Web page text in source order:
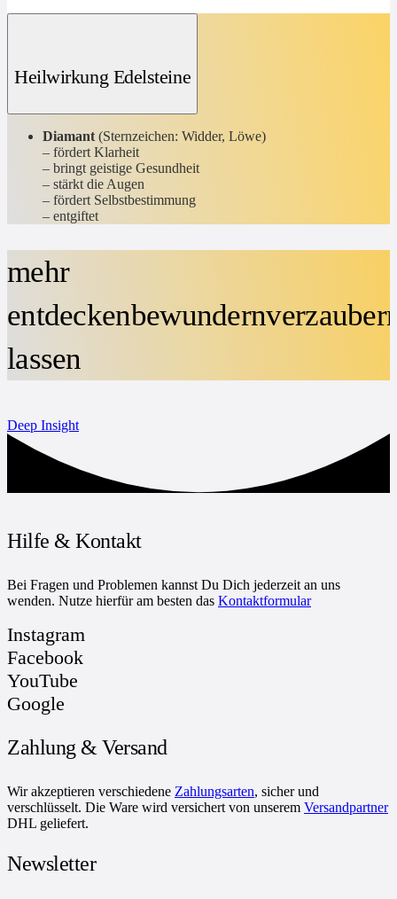
Heilwirkung Edelsteine
Diamant (Sternzeichen: Widder, Löwe)
– fördert Klarheit
– bringt geistige Gesundheit
– stärkt die Augen
– fördert Selbstbestimmung
– entgiftet
mehr
entdeckenbewundern
lassen
Deep Insight
Hilfe & Kontakt
Bei Fragen und Problemen kannst Du Dich jederzeit an uns
wenden. Nutze hierfür am besten das Kontaktformular
Instagram
Facebook
YouTube
Google
Zahlung & Versand
Wir akzeptieren verschiedene Zahlungsarten, sicher und
verschlüsselt. Die Ware wird versichert von unserem Versandpartner
DHL geliefert.
Newsletter